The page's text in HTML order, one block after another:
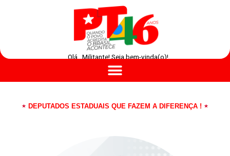
Olá , Militante! Seja bem-vinda(o)!
DEPUTADOS ESTADUAIS QUE FAZEM A DIFERENÇA !